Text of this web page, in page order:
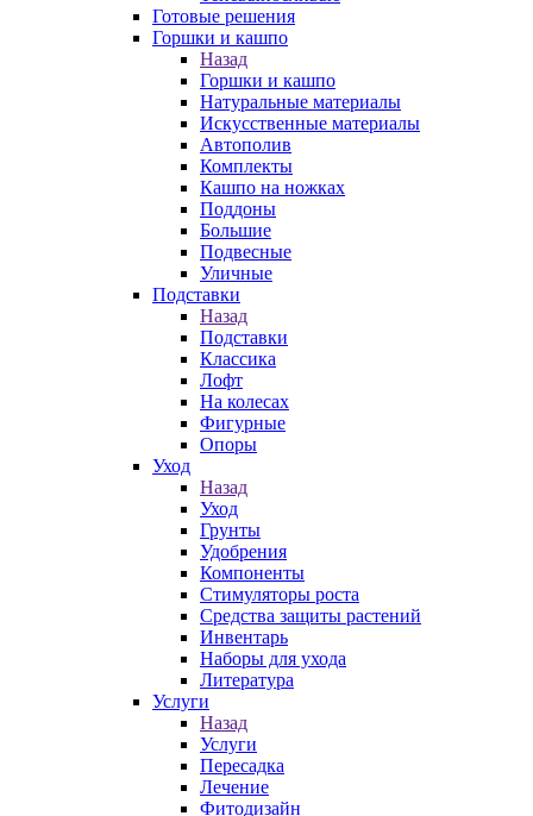
Готовые решения
Горшки и кашпо
Назад
Горшки и кашпо
Натуральные материалы
Искусственные материалы
Автополив
Комплекты
Кашпо на ножках
Поддоны
Большие
Подвесные
Уличные
Подставки
Назад
Подставки
Классика
Лофт
На колесах
Фигурные
Опоры
Уход
Назад
Уход
Грунты
Удобрения
Компоненты
Стимуляторы роста
Средства защиты растений
Инвентарь
Наборы для ухода
Литература
Услуги
Назад
Услуги
Пересадка
Лечение
Фитодизайн